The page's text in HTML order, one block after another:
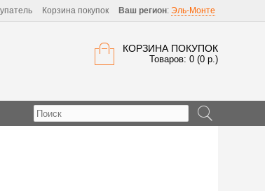
Корзина покупок Ваш регион: Эль-Монте
КОРЗИНА ПОКУПОК
Товаров: 0 (0 р.)